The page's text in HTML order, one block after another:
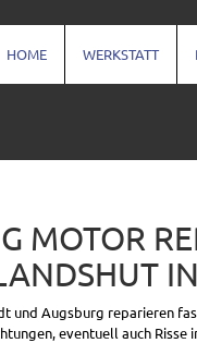
HOME WERKSTATT
MOTOR
und Augsburg reparieren
eventuell auch